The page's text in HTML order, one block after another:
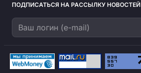
ПОДПИСАТЬСЯ НА РАССЫЛКУ НОВОСТЕЙ